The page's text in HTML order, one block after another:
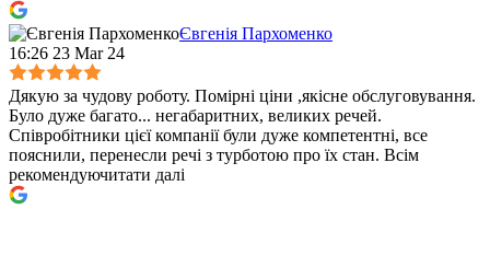
Євгенія Пархоменко
16:26 23 Mar 24
Дякую за чудову роботу. Помірні ціни ,якісне обслуговування.
Було дуже багато... негабаритних, великих речей.
Співробітники цієї компанії були дуже компетентні, все
пояснили, перенесли речі з турботою про їх стан. Всім
рекомендуючитати далі